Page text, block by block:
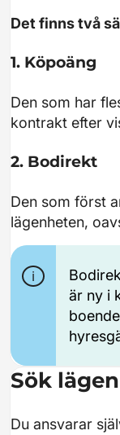
Det finns två
1. Köpoäng
Den som har
kontrakt efter
2. Bodirekt
Den som först
lägenheten,
är ny i
Sök
Du ansvarar